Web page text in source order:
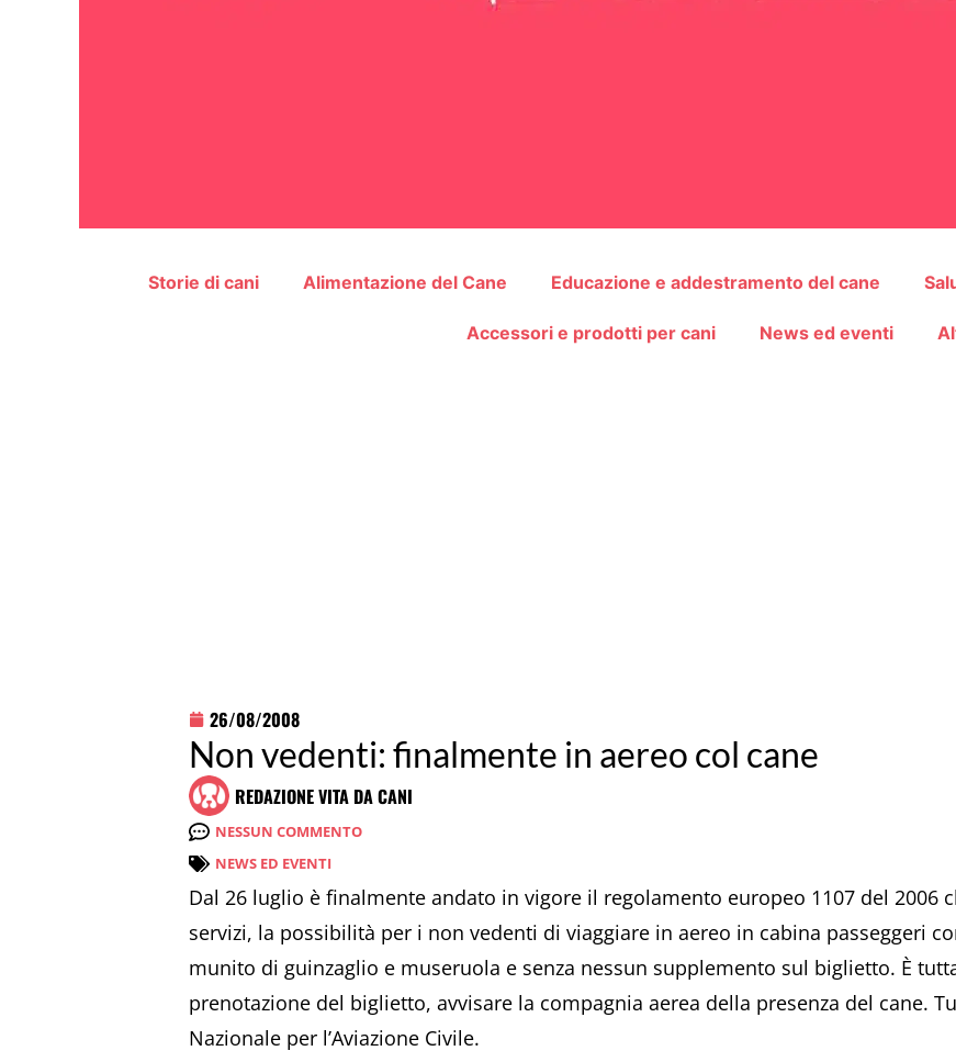
Storie di cani Alimentazione del Cane Educazione e addestramento del cane
Accessori e prodotti per cani News ed eventi
26/08/2008
Non vedenti: finalmente in aereo col cane
REDAZIONE VITA DA CANI
NESSUN COMMENTO
NEWS ED EVENTI
Dal 26 luglio è finalmente andato in vigore il regolamento europeo 1107 del 2006
servizi, la possibilità per i non vedenti di viaggiare in aereo in cabina passeggeri
munito di guinzaglio e museruola e senza nessun supplemento sul biglietto. È
prenotazione del biglietto, avvisare la compagnia aerea della presenza del cane.
Nazionale per l’Aviazione Civile.